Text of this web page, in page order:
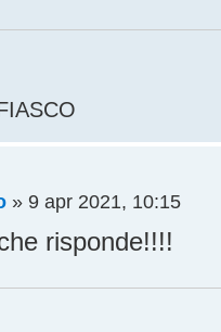
» 9 apr 2021, 10:15
risponde!!!!